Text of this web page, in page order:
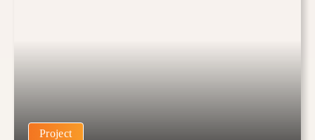
Project